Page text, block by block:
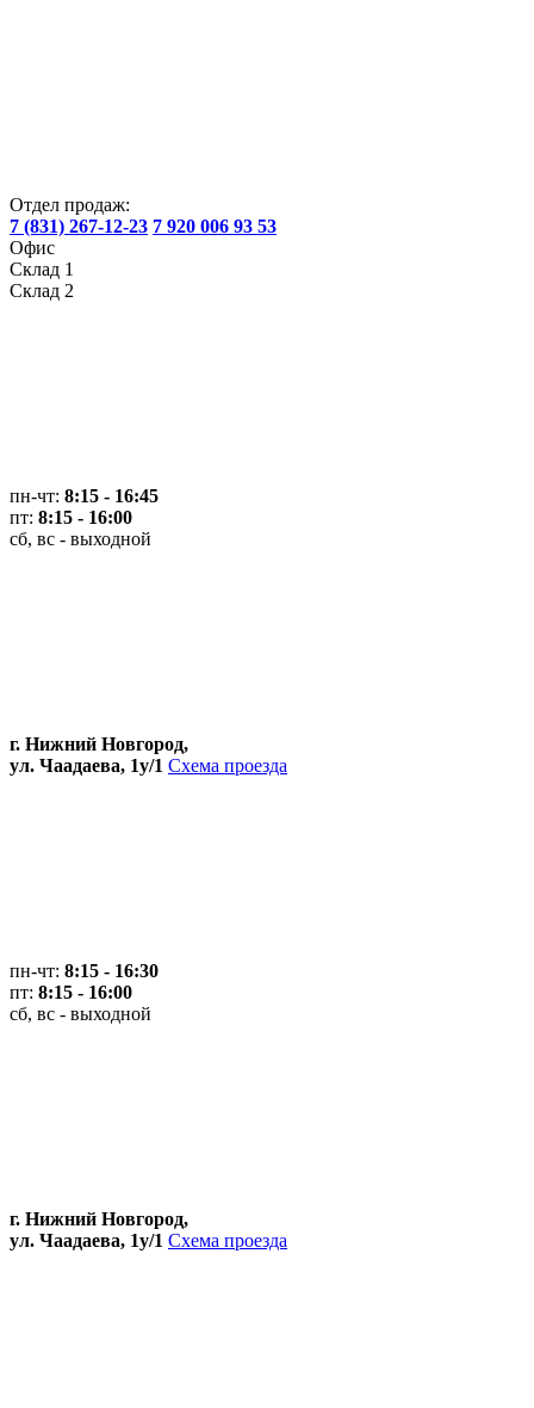
Отдел продаж:
7 (831) 267-12-23 7 920 006 93 53
Офис
Склад 1
Склад 2
пн-чт: 8:15 - 16:45
пт: 8:15 - 16:00
сб, вс - выходной
г. Нижний Новгород,
ул. Чаадаева, 1у/1 Схема проезда
пн-чт: 8:15 - 16:30
пт: 8:15 - 16:00
сб, вс - выходной
г. Нижний Новгород,
ул. Чаадаева, 1у/1 Схема проезда